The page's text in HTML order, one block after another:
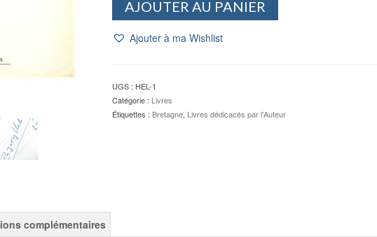
de
Pierre
Jakez
HELIAS
AJOUTER AU PANIER
Ajouter à ma Wishlist
UGS : HEL-1
Catégorie : Livres
Étiquettes : Bretagne, Livres dédicacés par l'Auteur
complémentaires